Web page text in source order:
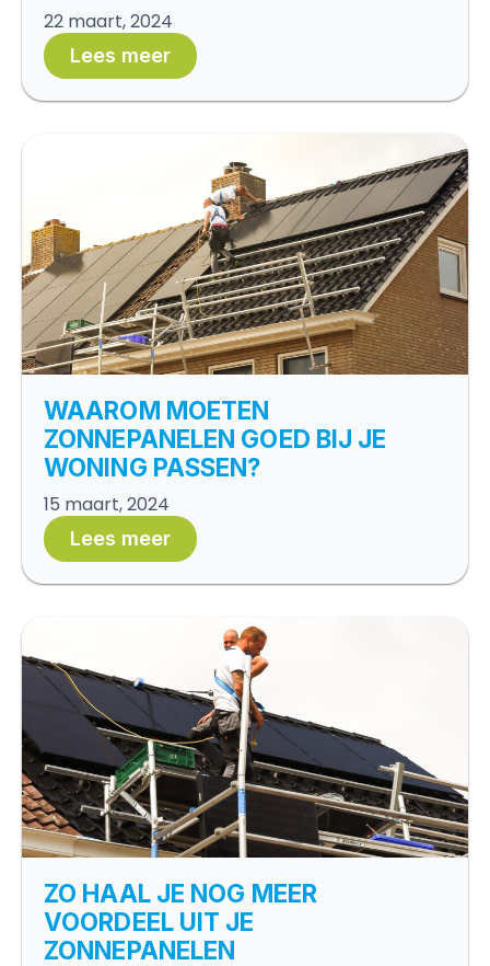
22 maart, 2024
Lees meer
WAAROM MOETEN
ZONNEPANELEN GOED BIJ JE
WONING PASSEN?
15 maart, 2024
Lees meer
ZO HAAL JE NOG MEER
VOORDEEL UIT JE
ZONNEPANELEN